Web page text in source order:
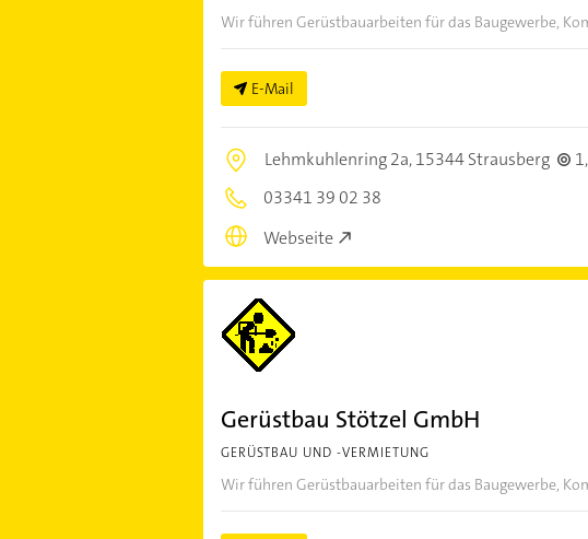
Wir führen Gerüstbauarbeiten für das Baugewerbe,
E-Mail
Lehmkuhlenring 2a,15344 Strausberg
03341 39 02 38
Webseite
Gerüstbau Stötzel GmbH
GERÜSTBAU UND -VERMIETUNG
Wir führen Gerüstbauarbeiten für das Baugewerbe,